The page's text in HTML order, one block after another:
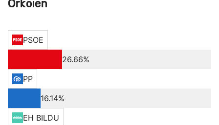
Orkoien
PSOE
26.66%
PP
16.14%
EH BILDU